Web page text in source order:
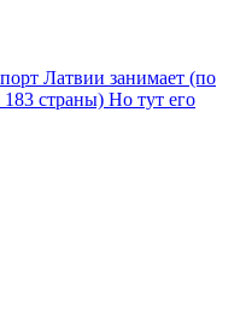
Латвии занимает (по
страны) Но тут его